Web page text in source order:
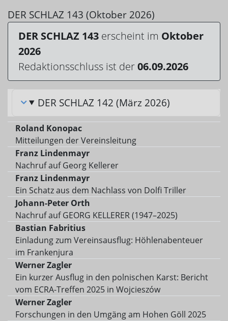
DER SCHLAZ 143 (Oktober 2026)
DER SCHLAZ 143 erscheint im Oktober
2026
Redaktionsschluss ist der06.09.2026
DER SCHLAZ 142 (März 2026)
Roland Konopac
Mitteilungen der Vereinsleitung
Franz Lindenmayr
Nachruf auf Georg Kellerer
Franz Lindenmayr
Ein Schatz aus dem Nachlass von Dolfi Triller
Johann-Peter Orth
Nachruf auf GEORG KELLERER (1947–2025)
Bastian Fabritius
Einladung zum Vereinsausflug: Höhlenabenteuer
im Frankenjura
Werner Zagler
Ein kurzer Ausflug in den polnischen Karst: Bericht
vom ECRA-Treffen 2025 in Wojcieszów
Werner Zagler
Forschungen in den Umgäng am Hohen Göll 2025